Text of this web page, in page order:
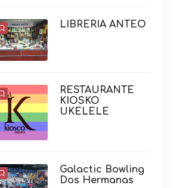
LIBRERIA ANTEO
RESTAURANTE
KIOSKO
UKELELE
Galactic Bowling
Dos Hermanas